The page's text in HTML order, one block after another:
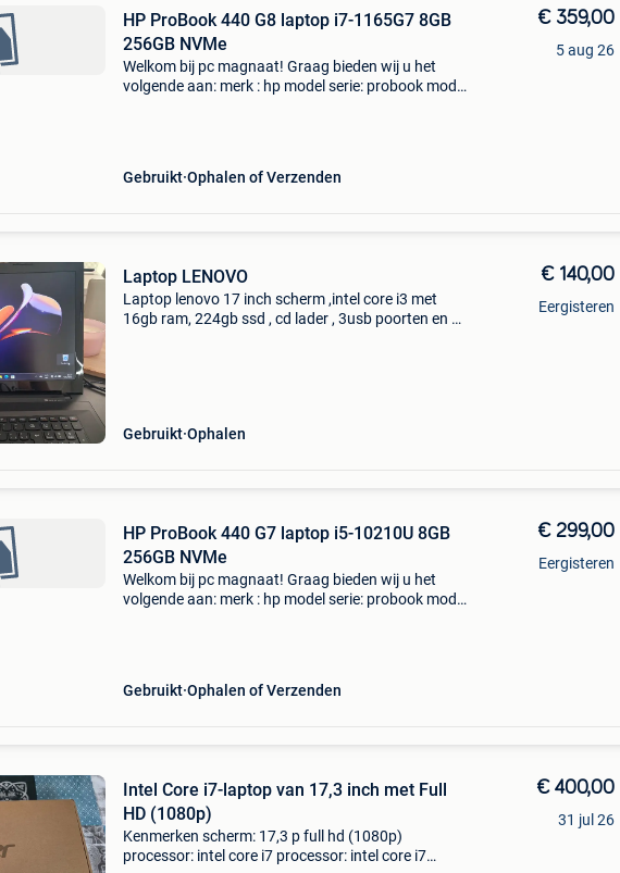
HP ProBook 440 G8 laptop i7-1165G7 8GB
256GB NVMe
Welkom bij pc magnaat! Graag bieden wij u het
volgende aan: merk : hp model serie: probook model
Gebruikt Ophalen of Verzenden
€ 359,00
5 aug 26
Laptop LENOVO
Laptop lenovo 17 inch scherm ,intel core i3 met
16gb ram, 224gb ssd , cd lader , 3usb poorten en 1
Gebruikt Ophalen
€ 140,00
Eergisteren
HP ProBook 440 G7 laptop i5-10210U 8GB
256GB NVMe
Welkom bij pc magnaat! Graag bieden wij u het
volgende aan: merk : hp model serie: probook model
Gebruikt Ophalen of Verzenden
€ 299,00
Eergisteren
Intel Core i7-laptop van 17,3 inch met Full
HD (1080p)
Kenmerken scherm: 17,3 p full hd (1080p)
processor: intel core i7 processor: intel core i7
€ 400,00
31 jul 26